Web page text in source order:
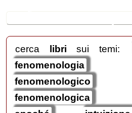
cerca libri sui temi:
fenomenologia
fenomenologico
fenomenologica